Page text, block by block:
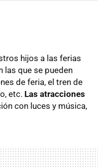
hijos a las ferias
las que se pueden
de feria, el tren de
etc. Las atracciones
con luces y música,